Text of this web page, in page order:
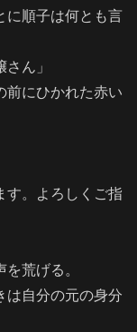
に順子は何とも言
ん」
前にひかれた赤い
す。よろしくご指
荒げる。
は自分の元の身分